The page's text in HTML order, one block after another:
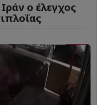
ο έλεγχος